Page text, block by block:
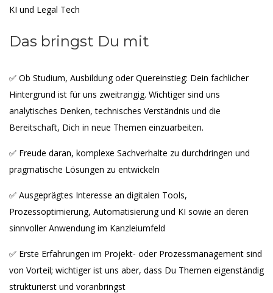
KI und Legal Tech
Das bringst Du mit
✅ Ob Studium, Ausbildung oder Quereinstieg: Dein fachlicher
Hintergrund ist für uns zweitrangig. Wichtiger sind uns
analytisches Denken, technisches Verständnis und die
Bereitschaft, Dich in neue Themen einzuarbeiten.
✅ Freude daran, komplexe Sachverhalte zu durchdringen und
pragmatische Lösungen zu entwickeln
✅ Ausgeprägtes Interesse an digitalen Tools,
Prozessoptimierung, Automatisierung und KI sowie an deren
sinnvoller Anwendung im Kanzleiumfeld
✅ Erste Erfahrungen im Projekt- oder Prozessmanagement sind
von Vorteil; wichtiger ist uns aber, dass Du Themen eigenständig
strukturierst und voranbringst